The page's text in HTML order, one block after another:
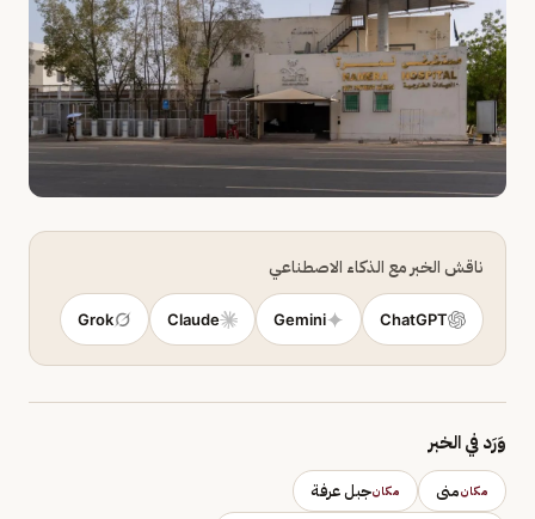
ناقش الخبر مع الذكاء الاصطناعي
ChatGPT
Gemini
Claude
Grok
وَرَد في الخبر
مكانمنى مكانجبل عرفة